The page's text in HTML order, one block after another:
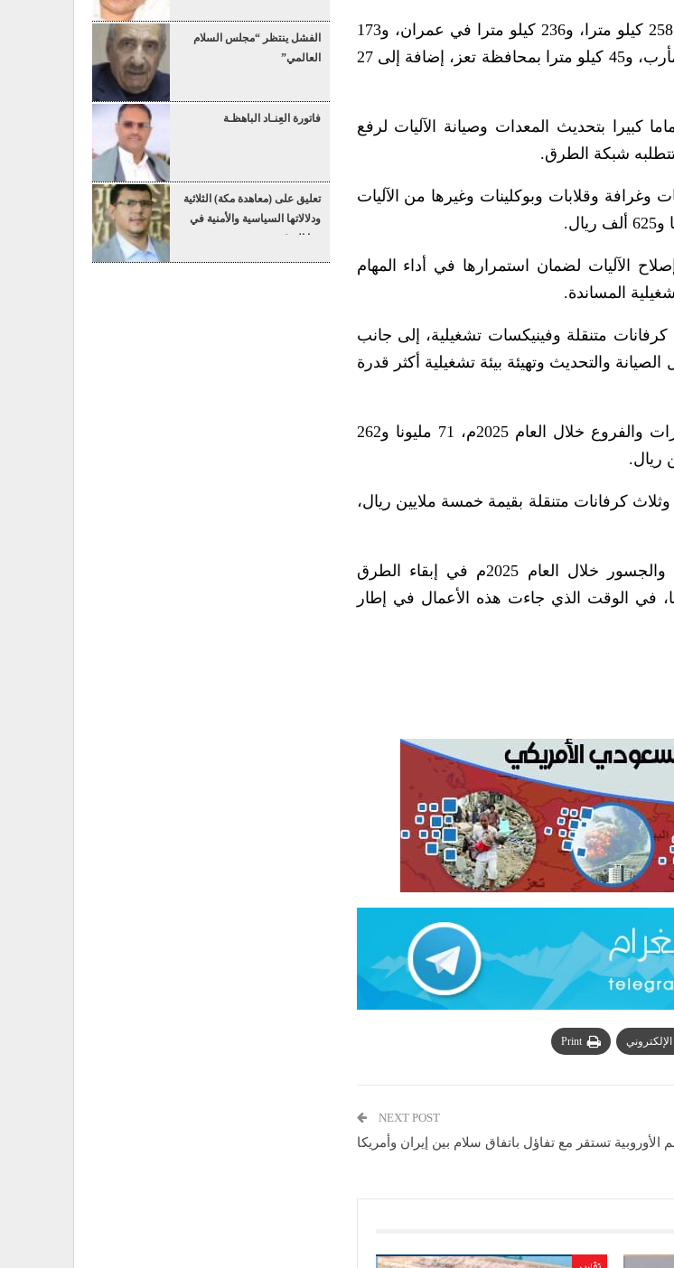
وذكر التقرير أن محافظة المحويت شهدت تنفيذ أعمال صيانة بطول 258 كيلو مترا، و236 كيلو مترا في عمران، و173
كيلو مترا بمحافظة الجوف و128 كيلو مترا في ريمة، و80 كيلو مترا بمأرب، و45 كيلو مترا بمحافظة تعز، إضافة إلى 27
كبيرا بتحديث المعدات وصيانة الآليات لرفع
تتطلبه شبكة الطرق.
متنوعة ما بين دكاكات وغرافة وقلابات وبوكلينات وغيرها من الآليات
الآليات لضمان استمرارها في أداء المهام
المساندة.
متنقلة وفينيكسات تشغيلية، إلى جانب
والتحديث وتهيئة بيئة تشغيلية أكثر قدرة
ووفقا للتقرير السنوي للصيانة، فقد بلغت تكلفة إصلاح وتأهيل المقرات والفروع خلال العام 2025م، 71 مليونا و262
ريال.
مواد بتكلفة خمسة ملايين و560 ألف ريال، وثلاث كرفانات متنقلة بقيمة خمسة ملايين ريال،
ساهمت أعمال الصيانة المنفذة من قبل المؤسسة العامة للطرق والجسور خلال العام 2025م في إبقاء الطرق
في الوقت الذي جاءت هذه الأعمال في إطار
الإلكتروني Print
NEXT POST
الأوروبية تستقر مع تفاؤل باتفاق سلام بين إيران وأمريكا
الفشل ينتظر “مجلس السلام
العالمي”
فاتورة العِنـاد الباهظـة
تعليق على (معاهدة مكة) الثلاثية
ودلالاتها السياسية والأمنية في
هذا التوقيت